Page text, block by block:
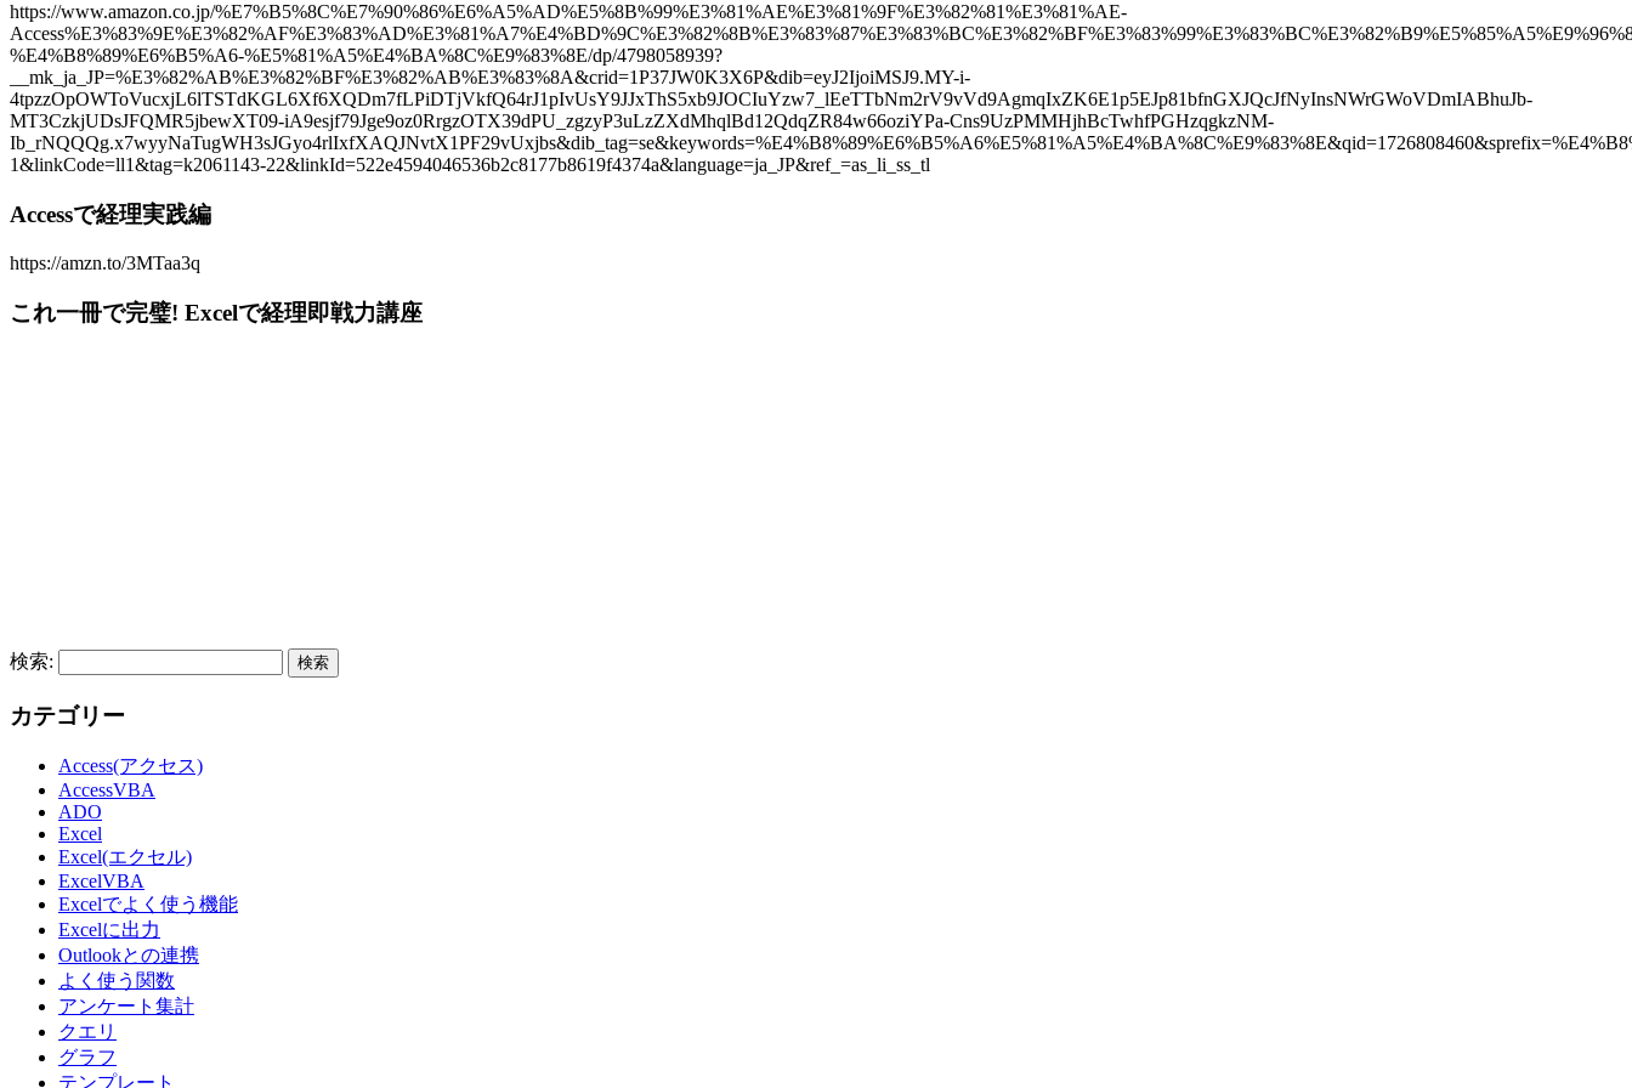
https://www.amazon.co.jp/%E7%B5%8C%E7%90%86%E6%A5%AD%E5%8B%99%E3%81%AE%E3%81%9F%E3%82%81%E3%81%AE-
%E4%B8%89%E6%B5%A6-%E5%81%A5%E4%BA%8C%E9%83%8E/dp/4798058939?
__mk_ja_JP=%E3%82%AB%E3%82%BF%E3%82%AB%E3%83%8A&crid=1P37JW0K3X6P&dib=eyJ2IjoiMSJ9.MY-i-
4tpzzOpOWToVucxjL6lTSTdKGL6Xf6XQDm7fLPiDTjVkfQ64rJ1pIvUsY9JJxThS5xb9JOCIuYzw7_lEeTTbNm2rV9vVd9AgmqIxZK6E1p5EJp81bfnGXJQcJfNyInsNWrGWoVDmIABhuJb-
MT3CzkjUDsJFQMR5jbewXT09-iA9esjf79Jge9oz0RrgzOTX39dPU_zgzyP3uLzZXdMhqlBd12QdqZR84w66oziYPa-Cns9UzPMMHjhBcTwhfPGHzqgkzNM-
1&linkCode=ll1&tag=k2061143-22&linkId=522e4594046536b2c8177b8619f4374a&language=ja_JP&ref_=as_li_ss_tl
Accessで経理実践編
https://amzn.to/3MTaa3q
これ一冊で完璧! Excelで経理即戦力講座
検索:
カテゴリー
Access(アクセス)
AccessVBA
ADO
Excel
Excel(エクセル)
ExcelVBA
Excelでよく使う機能
Excelに出力
Outlookとの連携
よく使う関数
アンケート集計
クエリ
グラフ
テンプレート